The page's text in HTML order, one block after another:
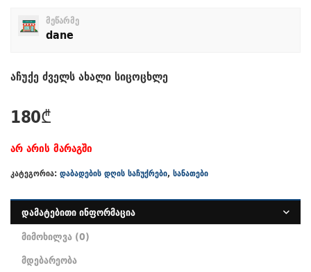
მეწარმე
dane
აჩუქე ძველს ახალი სიცოცხლე
180₾
არ არის მარაგში
კატეგორია: დაბადების დღის საჩუქრები, სანათები
დამატებითი ინფორმაცია
მიმოხილვა (0)
მდებარეობა